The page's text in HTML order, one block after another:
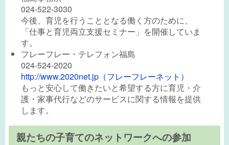
024-522-3030
今後、育児を行うこととなる働く方のために、
「仕事と育児両立支援セミナー」を開催していま
す。
フレーフレー・テレフォン福島
024-524-2020
http://www.2020net.jp（フレーフレーネット）
もっと安心して働きたいと希望する方に育児・介
護・家事代行などのサービスに関する情報を提供
します。
親たちの子育てのネットワークへの参加